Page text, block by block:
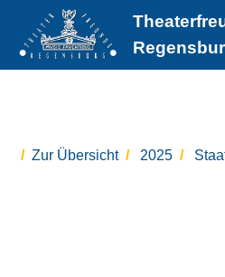
Zur Übersicht 2025